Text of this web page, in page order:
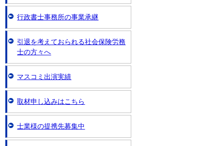
行政書士事務所の事業承継
引退を考えておられる社会保険労務
士の方々へ
マスコミ出演実績
取材申し込みはこちら
士業様の提携先募集中